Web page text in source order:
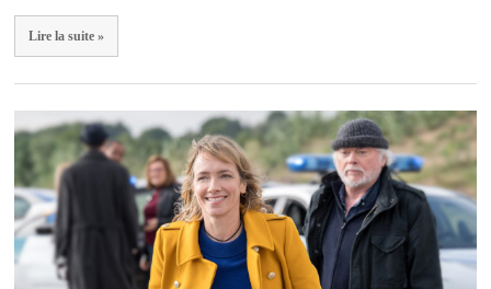
Lire la suite »